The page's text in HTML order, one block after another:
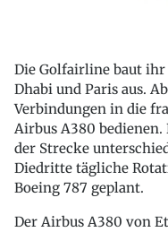
Die Golfairline baut
Dhabi und Paris aus.
Verbindungen in die
Airbus A380
der Strecke
Diedritte tägliche
Boeing 787 geplant.
Der Airbus A380 von